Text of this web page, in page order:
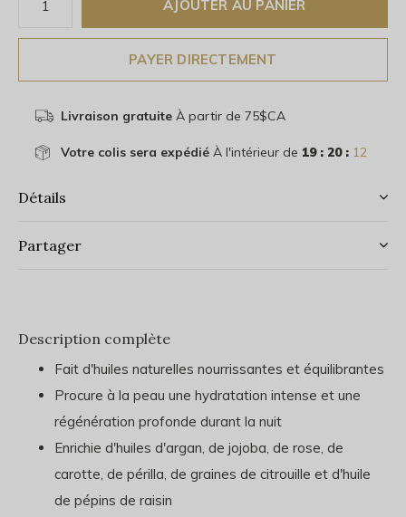
AJOUTER AU PANIER
PAYER DIRECTEMENT
Livraison gratuiteÀ partir de 75$CA
Votre colis sera expédiéÀ l'intérieur de 19 : 20 : 12
Détails
Partager
Description complète
Fait d'huiles naturelles nourrissantes et équilibrantes
Procure à la peau une hydratation intense et une
régénération profonde durant la nuit
Enrichie d'huiles d'argan, de jojoba, de rose, de
carotte, de périlla, de graines de citrouille et d'huile
de pépins de raisin